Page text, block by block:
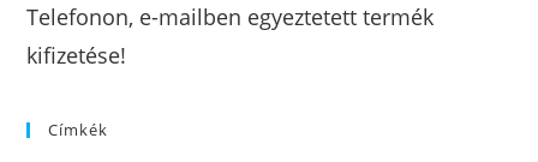
Telefonon, e-mailben egyeztetett termék
kifizetése!
Címkék